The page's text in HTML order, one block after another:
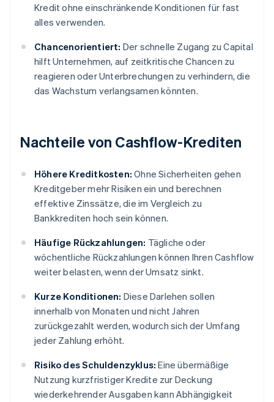
Kredit ohne einschränkende Konditionen für fast
alles verwenden.
Chancenorientiert: Der schnelle Zugang zu Capital
hilft Unternehmen, auf zeitkritische Chancen zu
reagieren oder Unterbrechungen zu verhindern, die
das Wachstum verlangsamen könnten.
Nachteile von Cashflow-Krediten
Höhere Kreditkosten: Ohne Sicherheiten gehen
Kreditgeber mehr Risiken ein und berechnen
effektive Zinssätze, die im Vergleich zu
Bankkrediten hoch sein können.
Häufige Rückzahlungen: Tägliche oder
wöchentliche Rückzahlungen können Ihren Cashflow
weiter belasten, wenn der Umsatz sinkt.
Kurze Konditionen: Diese Darlehen sollen
innerhalb von Monaten und nicht Jahren
zurückgezahlt werden, wodurch sich der Umfang
jeder Zahlung erhöht.
Risiko des Schuldenzyklus: Eine übermäßige
Nutzung kurzfristiger Kredite zur Deckung
wiederkehrender Ausgaben kann Abhängigkeit